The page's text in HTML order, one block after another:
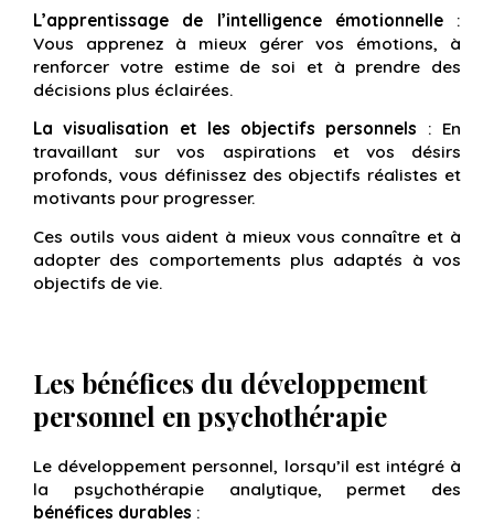
L’apprentissage de l’intelligence émotionnelle:
Vous apprenez à mieux gérer vos émotions, à
renforcer votre estime de soi et à prendre des
décisions plus éclairées.
La visualisation et les objectifs personnels : En
travaillant sur vos aspirations et vos désirs
profonds, vous définissez des objectifs réalistes et
motivants pour progresser.
Ces outils vous aident à mieux vous connaître et à
adopter des comportements plus adaptés à vos
objectifs de vie.
Les bénéfices du développement
personnel en psychothérapie
Le développement personnel, lorsqu’il est intégré à
la psychothérapie analytique, permet des
bénéfices durables :